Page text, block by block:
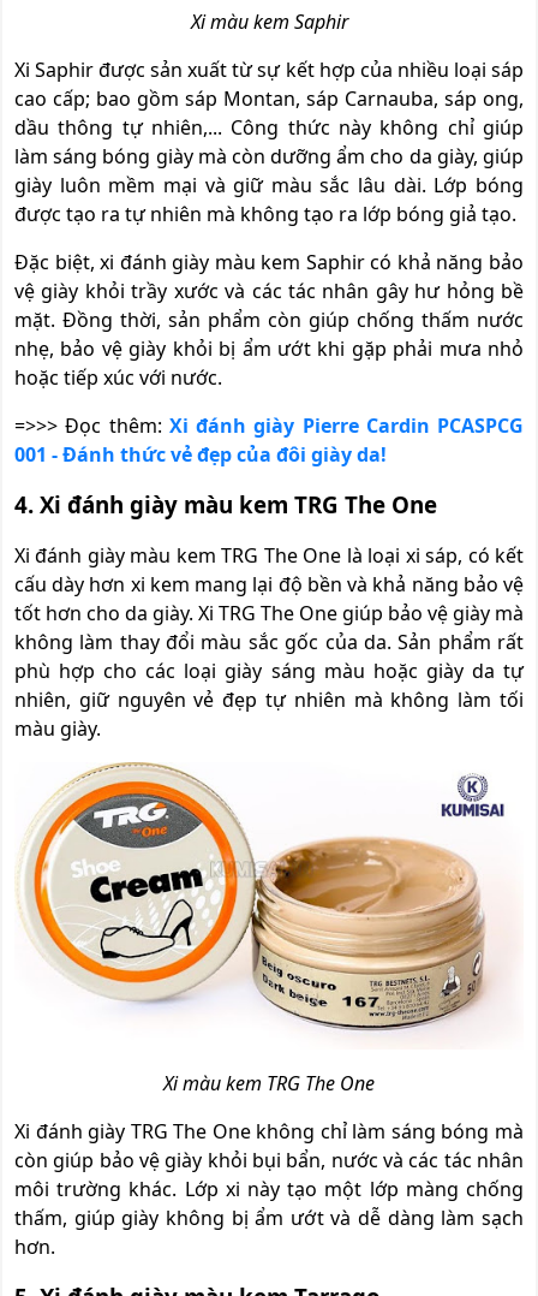
Xi màu kem Saphir
Xi Saphir được sản xuất từ sự kết hợp của nhiều loại sáp
cao cấp; bao gồm sáp Montan, sáp Carnauba, sáp ong,
dầu thông tự nhiên,... Công thức này không chỉ giúp
làm sáng bóng giày mà còn dưỡng ẩm cho da giày, giúp
giày luôn mềm mại và giữ màu sắc lâu dài. Lớp bóng
được tạo ra tự nhiên mà không tạo ra lớp bóng giả tạo.
Đặc biệt, xi đánh giày màu kem Saphir có khả năng bảo
vệ giày khỏi trầy xước và các tác nhân gây hư hỏng bề
mặt. Đồng thời, sản phẩm còn giúp chống thấm nước
nhẹ, bảo vệ giày khỏi bị ẩm ướt khi gặp phải mưa nhỏ
hoặc tiếp xúc với nước.
=>>> Đọc thêm: Xi đánh giày Pierre Cardin PCASPCG
001 - Đánh thức vẻ đẹp của đôi giày da!
4. Xi đánh giày màu kem TRG The One
Xi đánh giày màu kem TRG The One là loại xi sáp, có kết
cấu dày hơn xi kem mang lại độ bền và khả năng bảo vệ
tốt hơn cho da giày. Xi TRG The One giúp bảo vệ giày mà
không làm thay đổi màu sắc gốc của da. Sản phẩm rất
phù hợp cho các loại giày sáng màu hoặc giày da tự
nhiên, giữ nguyên vẻ đẹp tự nhiên mà không làm tối
màu giày.
Xi màu kem TRG The One
Xi đánh giày TRG The One không chỉ làm sáng bóng mà
còn giúp bảo vệ giày khỏi bụi bẩn, nước và các tác nhân
môi trường khác. Lớp xi này tạo một lớp màng chống
thấm, giúp giày không bị ẩm ướt và dễ dàng làm sạch
hơn.